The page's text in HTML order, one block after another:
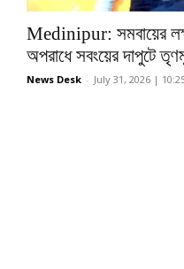
Medinipur: সমবায়ের
অপরাধে সবংয়ের দাপুটে
News Desk - July 31, 2026 |